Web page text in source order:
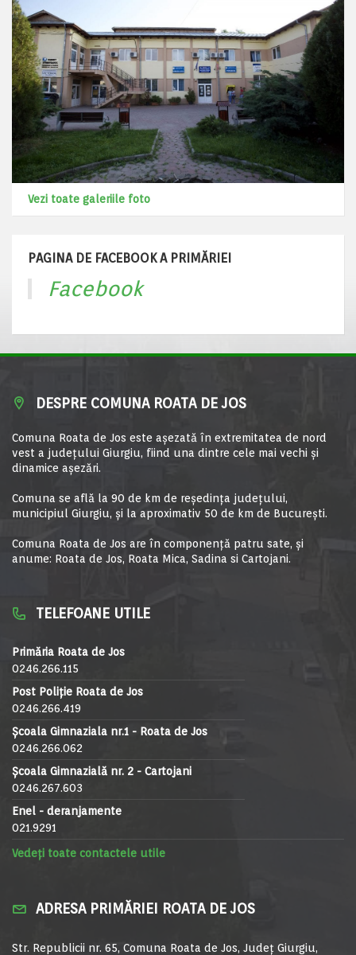
Vezi toate galeriile foto
PAGINA DE FACEBOOK A PRIMĂRIEI
Facebook
DESPRE COMUNA ROATA DE JOS
Comuna Roata de Jos este aşezată în extremitatea de nord
vest a judeţului Giurgiu, fiind una dintre cele mai vechi şi
dinamice aşezări.
Comuna se află la 90 de km de reşedinţa judeţului,
municipiul Giurgiu, şi la aproximativ 50 de km de Bucureşti.
Comuna Roata de Jos are în componență patru sate, și
anume: Roata de Jos, Roata Mica, Sadina si Cartojani.
TELEFOANE UTILE
Primăria Roata de Jos
0246.266.115
Post Poliție Roata de Jos
0246.266.419
Școala Gimnaziala nr.1 - Roata de Jos
0246.266.062
Școala Gimnazială nr. 2 - Cartojani
0246.267.603
Enel - deranjamente
021.9291
Vedeți toate contactele utile
ADRESA PRIMĂRIEI ROATA DE JOS
Str. Republicii nr. 65, Comuna Roata de Jos, Județ Giurgiu,